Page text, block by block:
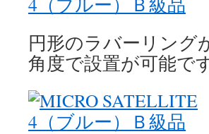
円形のラバーリング
角度で設置が可能です